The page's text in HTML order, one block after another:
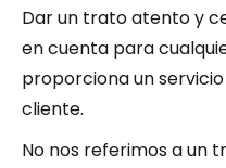
Dar un trato atento y
en cuenta para
proporciona un
cliente.
No nos referimos a un